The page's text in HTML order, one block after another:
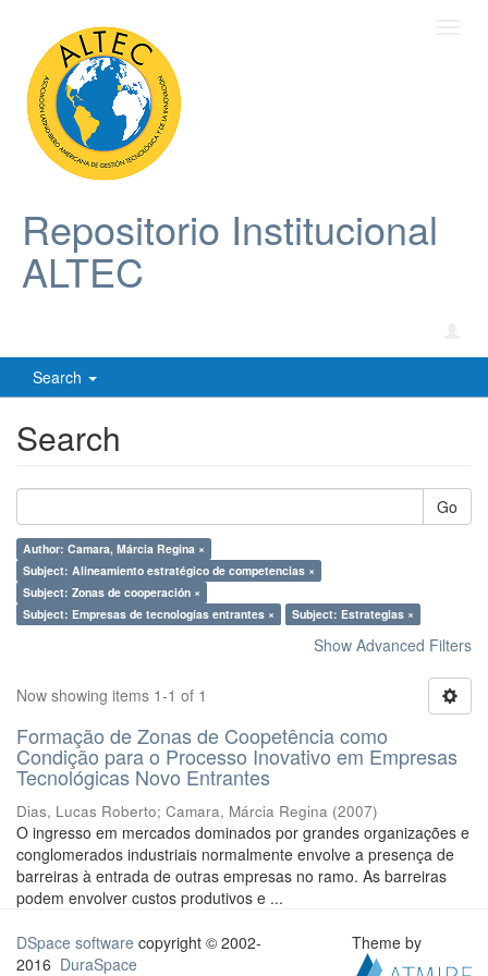
Repositorio Institucional
ALTEC
Search
Search
Go
Author: Camara, Márcia Regina ×
Subject: Alineamiento estratégico de competencias ×
Subject: Zonas de cooperación ×
Subject: Empresas de tecnologías entrantes ×
Subject: Estrategias ×
Show Advanced Filters
Now showing items 1-1 of 1
Formação de Zonas de Coopetência como
Condição para o Processo Inovativo em Empresas
Tecnológicas Novo Entrantes
Dias, Lucas Roberto; Camara, Márcia Regina (2007)
O ingresso em mercados dominados por grandes organizações e
conglomerados industriais normalmente envolve a presença de
barreiras à entrada de outras empresas no ramo. As barreiras
podem envolver custos produtivos e ...
DSpace software copyright © 2002-
2016 DuraSpace
Theme by